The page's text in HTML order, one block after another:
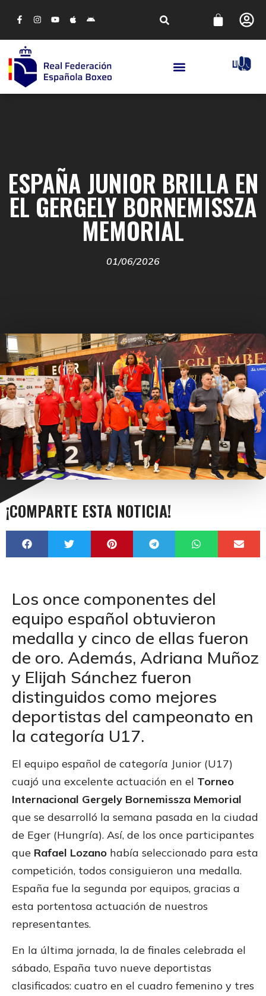
ESPAÑA JUNIOR BRILLA EN
EL GERGELY BORNEMISSZA
MEMORIAL
01/06/2026
¡COMPARTE ESTA NOTICIA!
Los once componentes del
equipo español obtuvieron
medalla y cinco de ellas fueron
de oro. Además, Adriana Muñoz
y Elijah Sánchez fueron
distinguidos como mejores
deportistas del campeonato en
la categoría U17.
El equipo español de categoría Junior (U17)
cuajó una excelente actuación en el Torneo
Internacional Gergely Bornemissza Memorial
que se desarrolló la semana pasada en la ciudad
de Eger (Hungría). Así, de los once participantes
que Rafael Lozano había seleccionado para esta
competición, todos consiguieron una medalla.
España fue la segunda por equipos, gracias a
esta portentosa actuación de nuestros
representantes.
En la última jornada, la de finales celebrada el
sábado, España tuvo nueve deportistas
clasificados: cuatro en el cuadro femenino y tres